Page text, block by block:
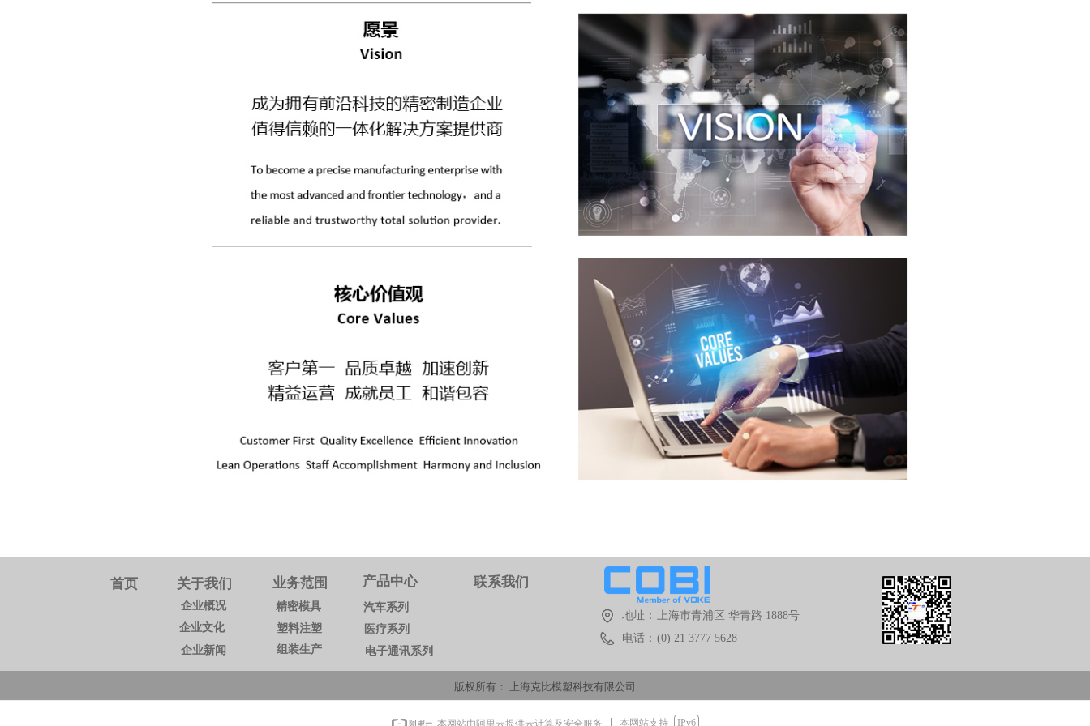
版权所有： 上海克比模塑科技有限公司
地址： 上海市青浦区 华青路 1888号
电话： (0) 21 3777 5628
首页 关于我们 业务范围 产品中心 联系我们
企业概况
企业文化
企业新闻
精密模具
塑料注塑
组装生产
汽车系列
医疗系列
电子通讯系列
本网站由阿里云提供云计算及安全服务 本网站支持 IPv6